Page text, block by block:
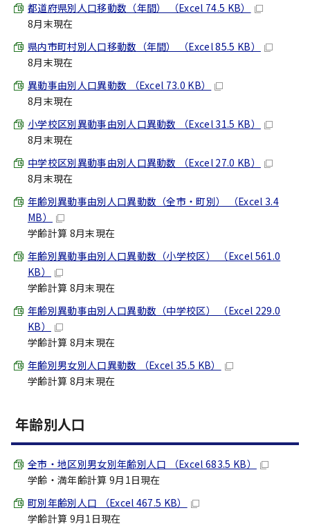
都道府県別人口移動数（年間） （Excel 74.5 KB）
8月末現在
県内市町村別人口移動数（年間） （Excel 85.5 KB）
8月末現在
異動事由別人口異動数 （Excel 73.0 KB）
8月末現在
小学校区別異動事由別人口異動数 （Excel 31.5 KB）
8月末現在
中学校区別異動事由別人口異動数 （Excel 27.0 KB）
8月末現在
年齢別異動事由別人口異動数（全市・町別） （Excel 3.4
MB）
学齢計算 8月末現在
年齢別異動事由別人口異動数（小学校区） （Excel 561.0
KB）
学齢計算 8月末現在
年齢別異動事由別人口異動数（中学校区） （Excel 229.0
KB）
学齢計算 8月末現在
年齢別男女別人口異動数 （Excel 35.5 KB）
学齢計算 8月末現在
年齢別人口
全市・地区別男女別年齢別人口 （Excel 683.5 KB）
学齢・満年齢計算 9月1日現在
町別年齢別人口 （Excel 467.5 KB）
学齢計算 9月1日現在